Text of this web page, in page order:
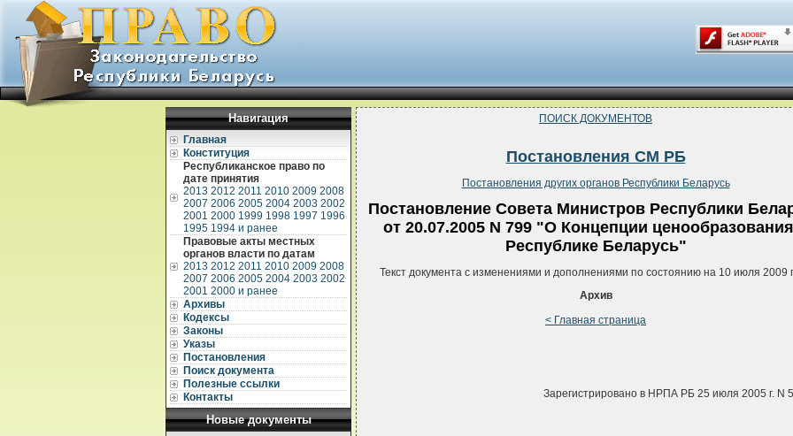
Навигация
Главная
Конституция
Республиканское право по
дате принятия
2013 2012 2011 2010 2009 2008
2007 2006 2005 2004 2003 2002
2001 2000 1999 1998 1997 1996
1995 1994 и ранее
Правовые акты местных
органов власти по датам
2013 2012 2011 2010 2009 2008
2007 2006 2005 2004 2003 2002
2001 2000 и ранее
Архивы
Кодексы
Законы
Указы
Постановления
Поиск документа
Полезные ссылки
Контакты
Новые документы
ПОИСК ДОКУМЕНТОВ
Постановления СМ РБ
Постановления других органов Республики Беларусь
Постановление Совета Министров Республики
от 20.07.2005 N 799 "О Концепции
Республике Беларусь"
Текст документа с изменениями и дополнениями по состоянию на 10 июля 2009
Архив
< Главная страница
Зарегистрировано в НРПА РБ 25 июля 2005 г. N